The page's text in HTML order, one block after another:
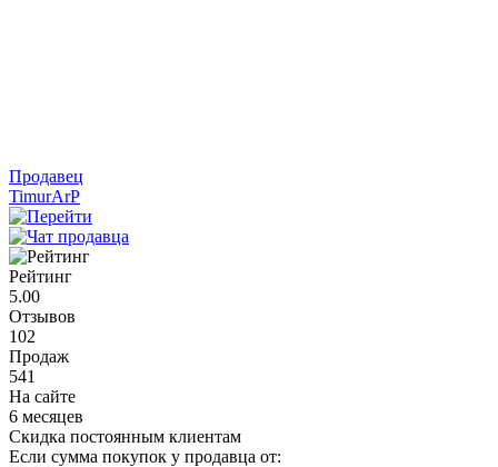
Продавец
TimurArP
Рейтинг
5.00
Отзывов
102
Продаж
541
На сайте
6 месяцев
Скидка постоянным клиентам
Если сумма покупок у продавца от: